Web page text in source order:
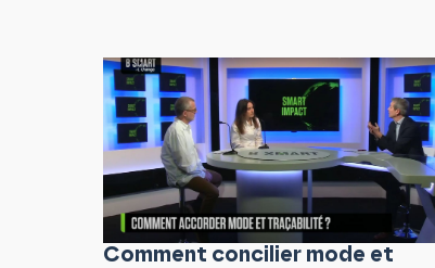
Comment concilier mode et